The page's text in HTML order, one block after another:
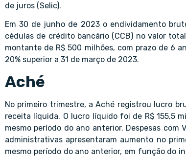
de juros (Selic).
Em 30 de junho de 2023 o endividamento
cédulas de crédito bancário (CCB) no valor
montante de R$ 500 milhões, com prazo de 6
20% superior a 31 de março de 2023.
Aché
No primeiro trimestre, a Aché registrou lucro
receita líquida. O lucro líquido foi de R$ 155,5
mesmo período do ano anterior. Despesas com
administrativas apresentaram aumento no
mesmo período do ano anterior, em função do